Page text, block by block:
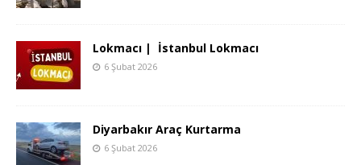
Lokmacı | İstanbul Lokmacı
6 Şubat 2026
Diyarbakır Araç Kurtarma
6 Şubat 2026